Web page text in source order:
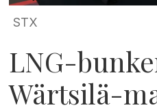
STX
LNG-
Wärtsilä-